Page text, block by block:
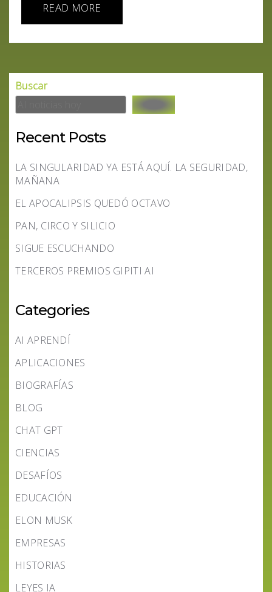
READ MORE
Buscar
Recent Posts
LA SINGULARIDAD YA ESTÁ AQUÍ. LA SEGURIDAD,
MAÑANA
EL APOCALIPSIS QUEDÓ OCTAVO
PAN, CIRCO Y SILICIO
SIGUE ESCUCHANDO
TERCEROS PREMIOS GIPITI AI
Categories
AI APRENDÍ
APLICACIONES
BIOGRAFÍAS
BLOG
CHAT GPT
CIENCIAS
DESAFÍOS
EDUCACIÓN
ELON MUSK
EMPRESAS
HISTORIAS
LEYES IA